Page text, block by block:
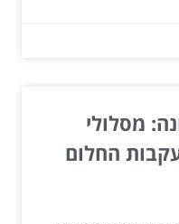
מסלולי
החלום